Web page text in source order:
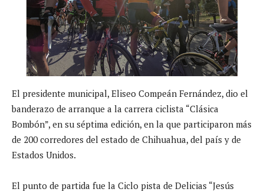
El presidente municipal, Eliseo Compeán Fernández, dio el
banderazo de arranque a la carrera ciclista “Clásica
Bombón”, en su séptima edición, en la que participaron más
de 200 corredores del estado de Chihuahua, del país y de
Estados Unidos.
El punto de partida fue la Ciclo pista de Delicias “Jesús